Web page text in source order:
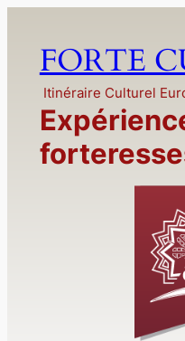
FORTE
Itinéraire Culturel